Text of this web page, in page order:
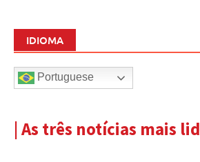
IDIOMA
Portuguese
| As três notícias mais